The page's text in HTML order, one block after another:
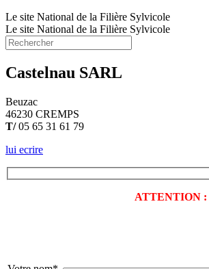
Le site National de la Filière Sylvicole
Le site National de la Filière Sylvicole
Castelnau SARL
Beuzac
46230 CREMPS
T/05 65 31 61 79
lui ecrire
ATTENTION :